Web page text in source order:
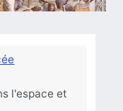
l'espace et